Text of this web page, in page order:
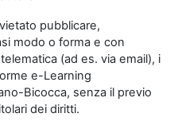
pubblicare,
modo o forma e con
(ad es. via email), i
e-Learning
Bicocca, senza il previo
dei diritti.